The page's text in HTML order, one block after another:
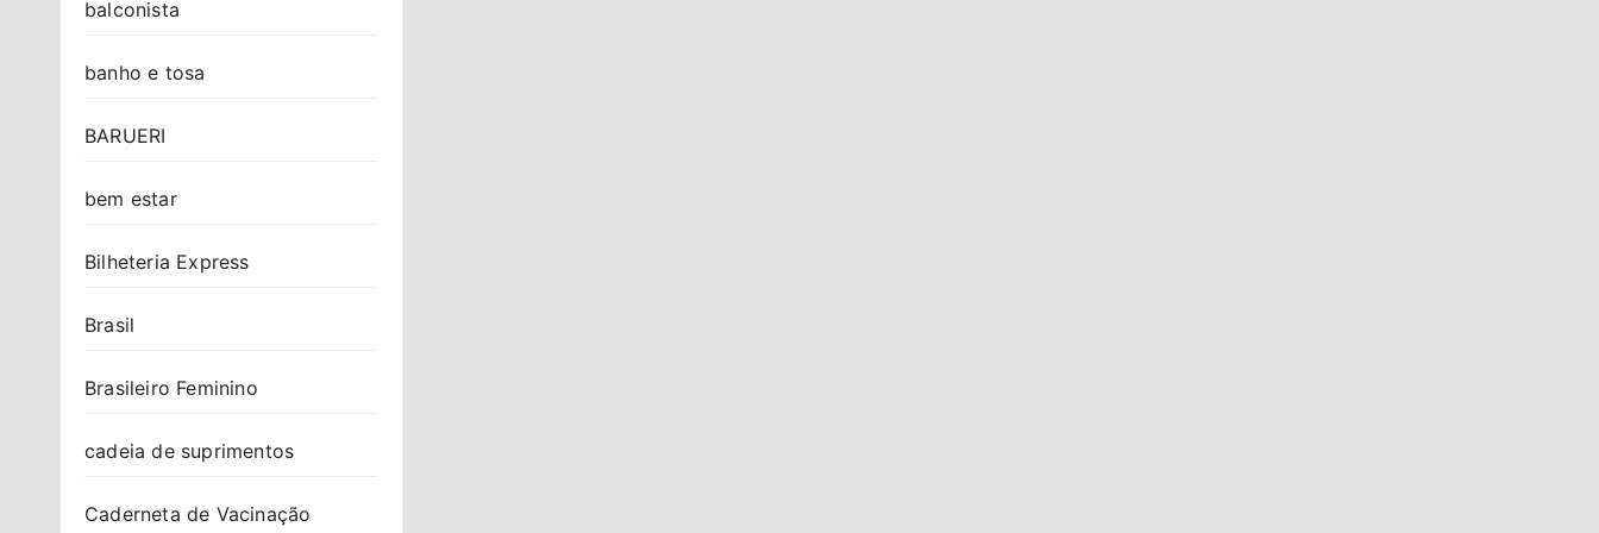
balconista
banho e tosa
BARUERI
bem estar
Bilheteria Express
Brasil
Brasileiro Feminino
cadeia de suprimentos
Caderneta de Vacinação